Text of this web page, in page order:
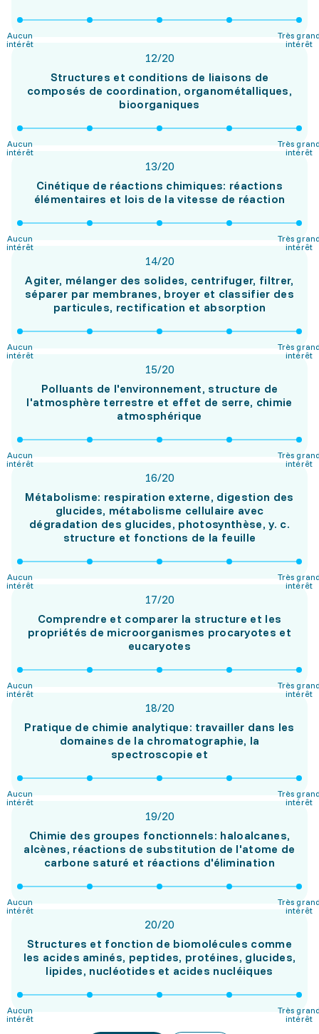
Aucun
intérêt
Très
intérêt
12/20
Structures et conditions de liaisons de
composés de coordination, organométalliques,
bioorganiques
Aucun
intérêt
Très
intérêt
13/20
Cinétique de réactions chimiques: réactions
élémentaires et lois de la vitesse de réaction
Aucun
intérêt
Très
intérêt
14/20
Agiter, mélanger des solides, centrifuger, filtrer,
séparer par membranes, broyer et classifier des
particules, rectification et absorption
Aucun
intérêt
Très
intérêt
15/20
Polluants de l'environnement, structure de
l'atmosphère terrestre et effet de serre, chimie
atmosphérique
Aucun
intérêt
Très
intérêt
16/20
Métabolisme: respiration externe, digestion des
glucides, métabolisme cellulaire avec
dégradation des glucides, photosynthèse, y. c.
structure et fonctions de la feuille
Aucun
intérêt
Très
intérêt
17/20
Comprendre et comparer la structure et les
propriétés de microorganismes procaryotes et
eucaryotes
Aucun
intérêt
Très
intérêt
18/20
Pratique de chimie analytique: travailler dans les
domaines de la chromatographie, la
spectroscopie et
Aucun
intérêt
Très
intérêt
19/20
Chimie des groupes fonctionnels: haloalcanes,
alcènes, réactions de substitution de l'atome de
carbone saturé et réactions d'élimination
Aucun
intérêt
Très
intérêt
20/20
Structures et fonction de biomolécules comme
les acides aminés, peptides, protéines, glucides,
lipides, nucléotides et acides nucléiques
Aucun
intérêt
Très
intérêt